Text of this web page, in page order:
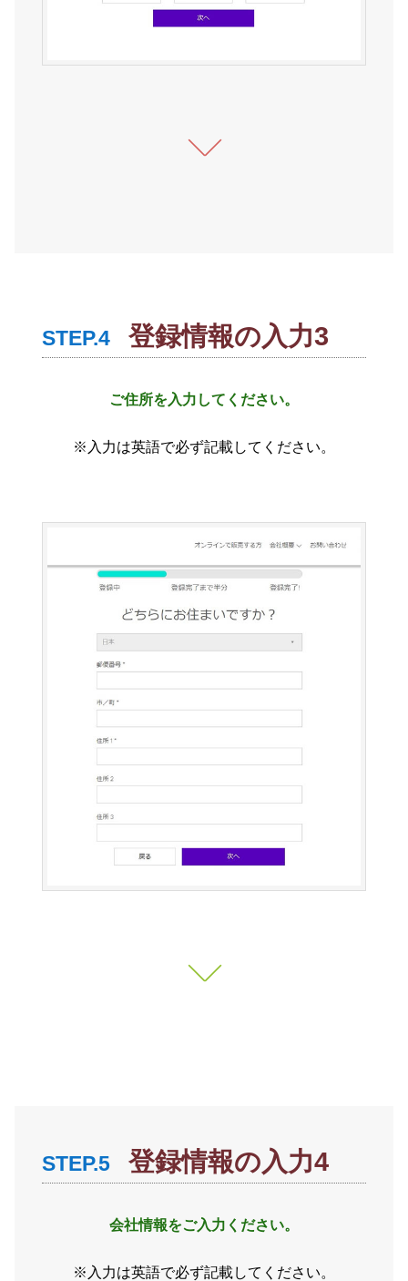
STEP.4 登録情報の入力3
ご住所を入力してください。
※入力は英語で必ず記載してください。
STEP.5 登録情報の入力4
会社情報をご入力ください。
※入力は英語で必ず記載してください。